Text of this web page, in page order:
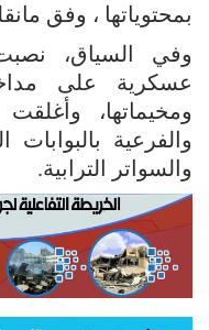
بمحتوياتها ، وفق
وفي السياق،
عسكرية على
ومخيماتها،
والفرعية بالبوابات
والسواتر الترابية.